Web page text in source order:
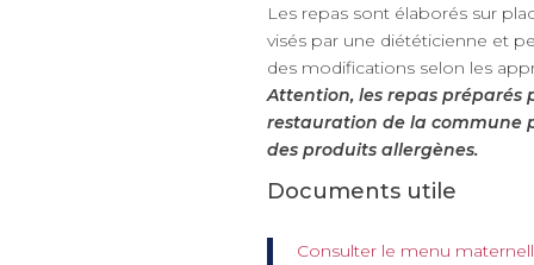
Les repas sont élaborés sur
visés par une diététicienne et
des modifications selon les
Attention, les repas préparés
restauration de la commune
des produits allergènes.
Documents utile
Consulter le menu